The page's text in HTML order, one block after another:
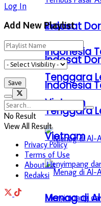
Indosat
Indonesia
Tenggara
Vietnam
Menag di
Indosat
Indonesia
Tenggara
Vietnam
Log In
Add New Playlist
No Result
View All Result
Privacy Policy
Terms of Use
About Us
Redaksi